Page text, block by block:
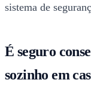
sistema de
É seguro
sozinho em